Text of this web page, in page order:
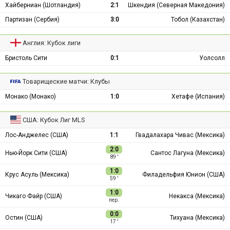
Хайберниан (Шотландия) 2:1
Шкендия (Северная Македония)
Партизан (Сербия)
3:0 Тобол (Казахстан)
Англия: Кубок лиги
Бристоль Сити 0:1 Уолсолл
Товарищеские матчи: Клубы
Монако (Монако) 1:0 Хетафе (Испания)
США: Кубок Лиг MLS
Лос-Анджелес (США) 1:1 Гвадалахара Чивас (Мексика)
Нью-Йорк Сити (США) 2:0
89 ′
Сантос Лагуна (Мексика)
Крус Асуль (Мексика) 1:0
59 ′
Филадельфия Юнион (США)
Чикаго Файр (США) 1:0
пер.
Некакса (Мексика)
Остин (США) 0:0
17 ′
Тихуана (Мексика)